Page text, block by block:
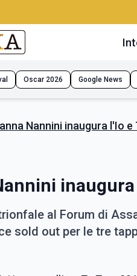
Oscar 2026 Google News
Nannini inaugura l'Io e
inaugura
al Forum di
sold out per le tre